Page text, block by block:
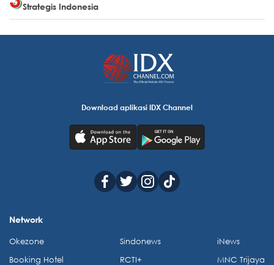
Strategis Indonesia
Download aplikasi IDX Channel
Network
Okezone
Booking Hotel
Sindonews
RCTI+
iNews
MNC Trijaya